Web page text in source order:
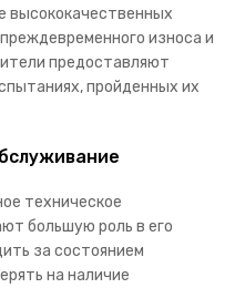
высококачественных
износа и
предоставляют
пройденных их
техническое
большую роль в его
за состоянием
на наличие